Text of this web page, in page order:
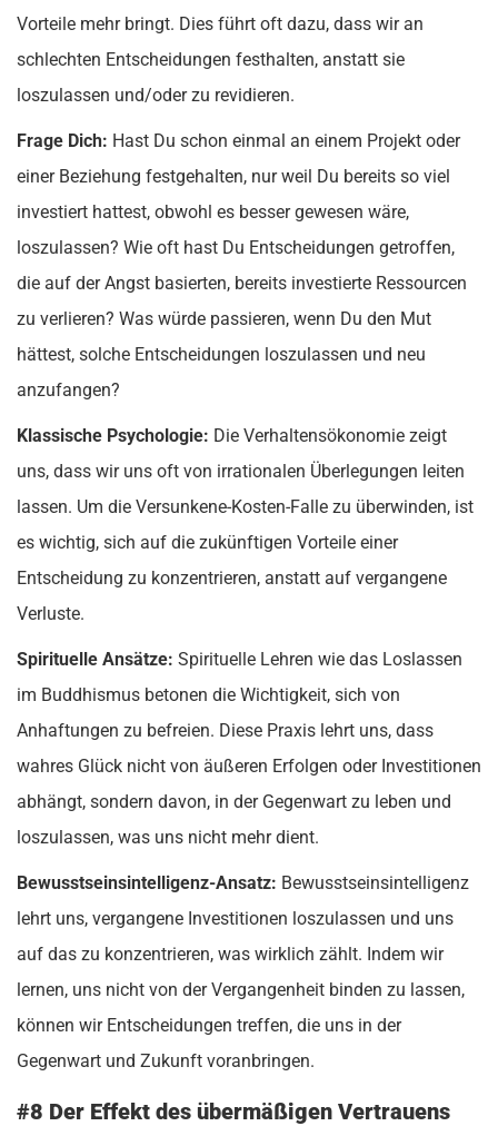
Vorteile mehr bringt. Dies führt oft dazu, dass wir an
schlechten Entscheidungen festhalten, anstatt sie
loszulassen und/oder zu revidieren.
Frage Dich: Hast Du schon einmal an einem Projekt oder
einer Beziehung festgehalten, nur weil Du bereits so viel
investiert hattest, obwohl es besser gewesen wäre,
loszulassen? Wie oft hast Du Entscheidungen getroffen,
die auf der Angst basierten, bereits investierte Ressourcen
zu verlieren? Was würde passieren, wenn Du den Mut
hättest, solche Entscheidungen loszulassen und neu
anzufangen?
Klassische Psychologie: Die Verhaltensökonomie zeigt
uns, dass wir uns oft von irrationalen Überlegungen leiten
lassen. Um die Versunkene-Kosten-Falle zu überwinden, ist
es wichtig, sich auf die zukünftigen Vorteile einer
Entscheidung zu konzentrieren, anstatt auf vergangene
Verluste.
Spirituelle Ansätze: Spirituelle Lehren wie das Loslassen
im Buddhismus betonen die Wichtigkeit, sich von
Anhaftungen zu befreien. Diese Praxis lehrt uns, dass
wahres Glück nicht von äußeren Erfolgen oder Investitionen
abhängt, sondern davon, in der Gegenwart zu leben und
loszulassen, was uns nicht mehr dient.
Bewusstseinsintelligenz-Ansatz: Bewusstseinsintelligenz
lehrt uns, vergangene Investitionen loszulassen und uns
auf das zu konzentrieren, was wirklich zählt. Indem wir
lernen, uns nicht von der Vergangenheit binden zu lassen,
können wir Entscheidungen treffen, die uns in der
Gegenwart und Zukunft voranbringen.
#8 Der Effekt des übermäßigen Vertrauens